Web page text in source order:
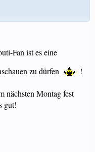
Fan ist es eine
zu dürfen
!
nächsten Montag fest
gut!